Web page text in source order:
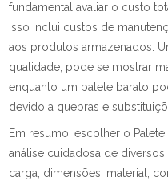
fundamental avaliar o custo
Isso inclui custos de
aos produtos armazenados.
qualidade, pode se mostrar
enquanto um palete barato
devido a quebras e
Em resumo, escolher o
análise cuidadosa de
carga, dimensões, material,